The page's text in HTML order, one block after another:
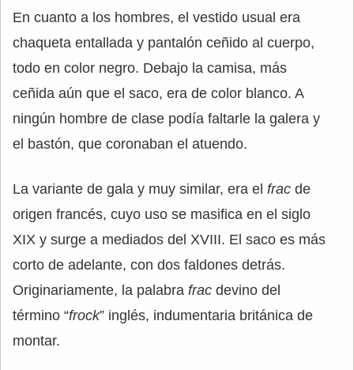
En cuanto a los hombres, el vestido usual era
chaqueta entallada y pantalón ceñido al cuerpo,
todo en color negro. Debajo la camisa, más
ceñida aún que el saco, era de color blanco. A
ningún hombre de clase podía faltarle la galera y
el bastón, que coronaban el atuendo.
La variante de gala y muy similar, era el frac de
origen francés, cuyo uso se masifica en el siglo
XIX y surge a mediados del XVIII. El saco es más
corto de adelante, con dos faldones detrás.
Originariamente, la palabra frac devino del
término “frock” inglés, indumentaria británica de
montar.